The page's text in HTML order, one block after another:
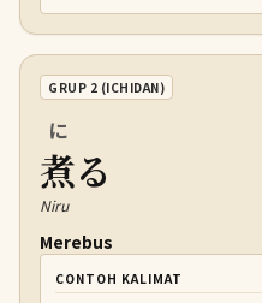
GRUP 2 (ICHIDAN)
煮
に
る
Niru
Merebus
CONTOH KALIMAT